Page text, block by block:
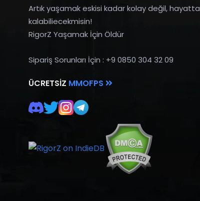
Artık yaşamak eskisi kadar kolay değil, hayatta
kalabiliecekmisin!
RigorZ Yaşamak İçin Öldür
Sipariş Sorunları İçin : +9 0850 304 32 09
ÜCRETSIZ MMOFPS